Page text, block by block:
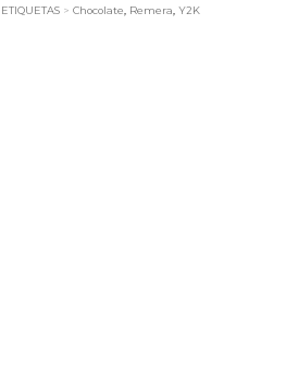
ETIQUETAS > Chocolate Remera ,Y2K